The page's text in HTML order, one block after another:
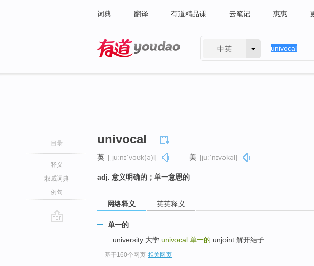
词典 翻译 有道精品课 云笔记 惠惠
中英
目录
释义
权威词典
例句
univocal
英 [ˌjuːnɪˈvəʊk(ə)l] 美 [juːˈnɪvəkəl]
adj. 意义明确的；单一意思的
网络释义 英英释义
单一的
... university 大学 univocal 单一的 unjoint 解开结子 ...
基于160个网页-相关网页